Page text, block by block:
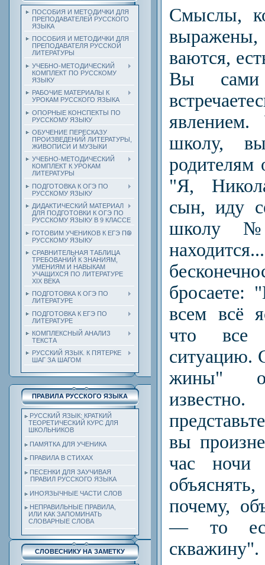
ПОСОБИЯ И МЕТОДИЧКИ ДЛЯ
ПРЕПОДАВАТЕЛЕЙ РУССКОГО
ЯЗЫКА
ПОСОБИЯ И МЕТОДИЧКИ ДЛЯ
ПРЕПОДАВАТЕЛЯ РУССКОЙ
ЛИТЕРАТУРЫ
УЧЕБНО-МЕТОДИЧЕСКИЙ
КОМПЛЕКТ ПО РУССКОМУ
ЯЗЫКУ
РАБОЧИЕ МАТЕРИАЛЫ К
УРОКАМ РУССКОГО ЯЗЫКА
ОПОРНЫЕ КОНСПЕКТЫ ПО
РУССКОМУ ЯЗЫКУ
ОБУЧЕНИЕ ПЕРЕСКАЗУ
ПРОИЗВЕДЕНИЙ ЛИТЕРАТУРЫ,
ЖИВОПИСИ И МУЗЫКИ
УЧЕБНО-МЕТОДИЧЕСКИЙ
КОМПЛЕКТ К УРОКАМ
ЛИТЕРАТУРЫ
ПОДГОТОВКА К ОГЭ ПО
РУССКОМУ ЯЗЫКУ
ДИДАКТИЧЕСКИЙ МАТЕРИАЛ
ДЛЯ ПОДГОТОВКИ К ОГЭ ПО
РУССКОМУ ЯЗЫКУ В 9 КЛАССЕ
ГОТОВИМ УЧЕНИКОВ К ЕГЭ ПО
РУССКОМУ ЯЗЫКУ
СРАВНИТЕЛЬНАЯ ТАБЛИЦА
ТРЕБОВАНИЙ К ЗНАНИЯМ,
УМЕНИЯМ И НАВЫКАМ
УЧАЩИХСЯ ПО ЛИТЕРАТУРЕ
ХIХ ВЕКА
ПОДГОТОВКА К ОГЭ ПО
ЛИТЕРАТУРЕ
ПОДГОТОВКА К ЕГЭ ПО
ЛИТЕРАТУРЕ
КОМПЛЕКСНЫЙ АНАЛИЗ
ТЕКСТА
РУССКИЙ ЯЗЫК. К ПЯТЕРКЕ
ШАГ ЗА ШАГОМ
ПРАВИЛА РУССКОГО ЯЗЫКА
РУССКИЙ ЯЗЫК: КРАТКИЙ
ТЕОРЕТИЧЕСКИЙ КУРС ДЛЯ
ШКОЛЬНИКОВ
ПАМЯТКА ДЛЯ УЧЕНИКА
ПРАВИЛА В СТИХАХ
ПЕСЕНКИ ДЛЯ ЗАУЧИВАЯ
ПРАВИЛ РУССКОГО ЯЗЫКА
ИНОЯЗЫЧНЫЕ ЧАСТИ СЛОВ
НЕПРАВИЛЬНЫЕ ПРАВИЛА,
ИЛИ КАК ЗАПОМИНАТЬ
СЛОВАРНЫЕ СЛОВА
СЛОВЕСНИКУ НА ЗАМЕТКУ
Смыслы,
ваются,
Вы сами
школу,
родителям
"Я,
сын, иду
школу №
бросаете:
всем всё
что все
ситуацию.
жины"
вы
час ночи
объяснять,
почему,
—то
скважину".